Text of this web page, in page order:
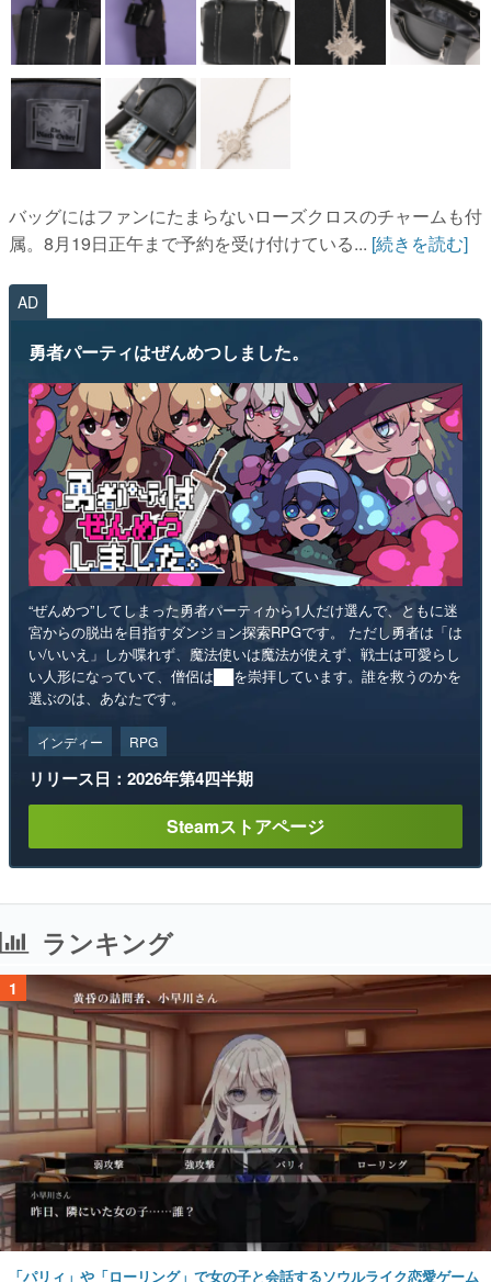
バッグにはファンにたまらないローズクロスのチャームも付
属。8月19日正午まで予約を受け付けている... [続きを読む]
AD
勇者パーティはぜんめつしました。
“ぜんめつ”してしまった勇者パーティから1人だけ選んで、ともに迷
宮からの脱出を目指すダンジョン探索RPGです。 ただし勇者は「は
い/いいえ」しか喋れず、魔法使いは魔法が使えず、戦士は可愛らし
い人形になっていて、僧侶は██を崇拝しています。誰を救うのかを
選ぶのは、あなたです。
インディー RPG
リリース日：2026年第4四半期
Steamストアページ
ランキング
1
「パリィ」や「ローリング」で女の子と会話するソウルライク恋愛ゲーム